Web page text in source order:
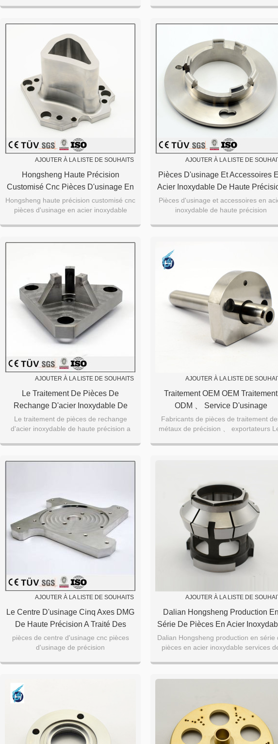
Avec Des Pièces De Voiture
conception avec
AJOUTER À LA LISTE DE SOUHAITS
Hongsheng Haute Précision
Customisé Cnc Pièces D'usinage En
Acier Inoxydable
Hongsheng haute précision customisé cnc
pièces d'usinage en acier inoxydable
AJOUTER À LA LISTE DE
Pièces D'usinage Et Accessoires
Acier Inoxydable De Haute
Personnalisés, Service
Cnc
Pièces d'usinage et accessoires en
inoxydable de haute précision
AJOUTER À LA LISTE DE SOUHAITS
Le Traitement De Pièces De
Rechange D'acier Inoxydable De
Haute Précision A Adapté Le Service
D'usinage De Commande Numérique
Par Ordinateur
Le traitement de pièces de rechange
d'acier inoxydable de haute précision a
numérique p
AJOUTER À LA LISTE DE
Traitement OEM OEM Traitement
ODM 、 Service D'usinage
Personnalisé Par Dalian
Fabricants de pièces de traitement
métaux de précision 、 exportateurs
équipements
AJOUTER À LA LISTE DE SOUHAITS
Le Centre D'usinage Cinq Axes DMG
De Haute Précision A Traité Des
Pièces En Acier Inoxydable
pièces de centre d'usinage cnc pièces
d'usinage de précision
AJOUTER À LA LISTE DE
Dalian Hongsheng Production En
Série De Pièces En Acier
Services De Traitement CNC
Dalian Hongsheng production en série
pièces en acier inoxydable services